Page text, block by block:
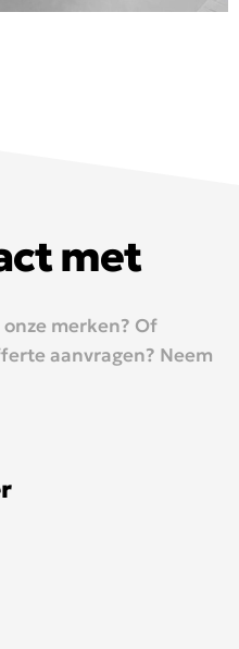
met
merken? Of
aanvragen? Neem